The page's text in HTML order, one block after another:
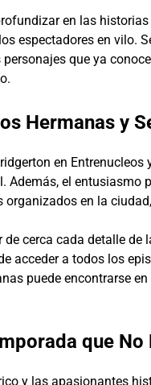
en las
espectadores en vilo.
que ya
Hermanas y
en
Además, el
organizados en la
de cerca cada detalle
acceder a todos los
puede encontrarse
que
y las apasionantes